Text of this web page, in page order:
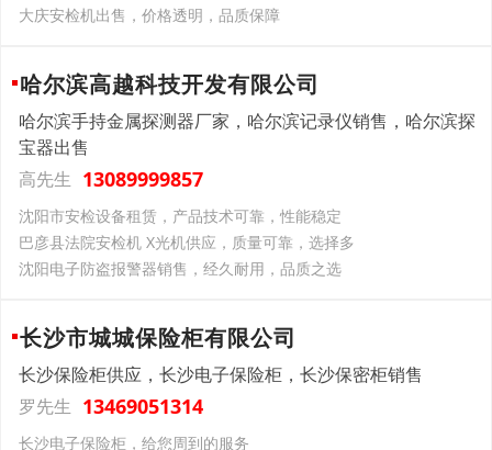
大庆安检机出售，价格透明，品质保障
哈尔滨高越科技开发有限公司
哈尔滨手持金属探测器厂家，哈尔滨记录仪销售，哈尔滨探
宝器出售
高先生 13089999857
沈阳市安检设备租赁，产品技术可靠，性能稳定
巴彦县法院安检机 X光机供应，质量可靠，选择多
沈阳电子防盗报警器销售，经久耐用，品质之选
长沙市城城保险柜有限公司
长沙保险柜供应，长沙电子保险柜，长沙保密柜销售
罗先生 13469051314
长沙电子保险柜，给您周到的服务